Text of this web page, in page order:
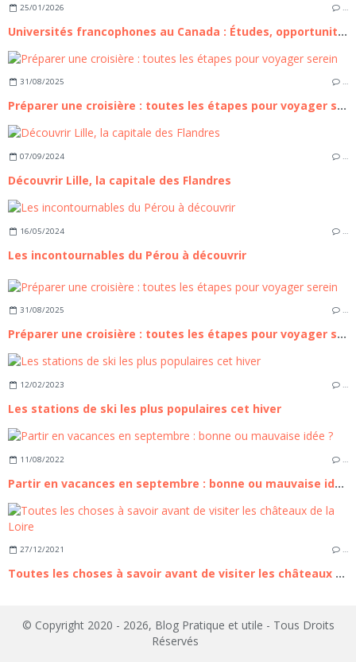
25/01/2026 …
Universités francophones au Canada : Études, opportunités et vie étudiante
31/08/2025 …
Préparer une croisière : toutes les étapes pour voyager serein
07/09/2024 …
Découvrir Lille, la capitale des Flandres
16/05/2024 …
Les incontournables du Pérou à découvrir
31/08/2025 …
Préparer une croisière : toutes les étapes pour voyager serein
12/02/2023 …
Les stations de ski les plus populaires cet hiver
11/08/2022
Partir en vacances en septembre : bonne ou mauvaise idée ?
27/12/2021 …
Toutes les choses à savoir avant de visiter les châteaux de la Loire
© Copyright 2020 - 2026, Blog Pratique et utile - Tous Droits
Réservés